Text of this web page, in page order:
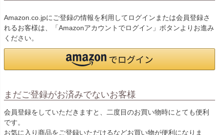
Amazon.co.jpにご登録の情報を利用してログインまたは会員登録さ
れるお客様は、「Amazonアカウントでログイン」ボタンよりお進み
ください。
まだご登録がお済みでないお客様
会員登録をしていただきますと、二度目のお買い物時にとても便利
です。
お気に入り商品をご登録いただけるなどお買い物が便利になりま